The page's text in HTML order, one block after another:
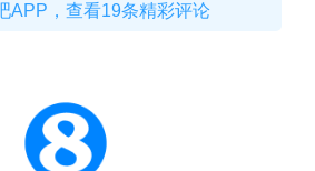
APP，查看19条精彩评论